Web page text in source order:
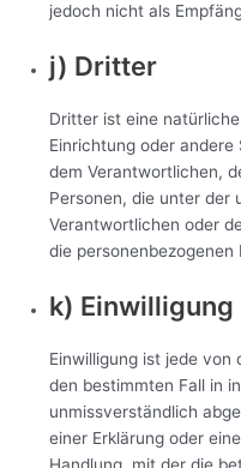
jedoch nicht als
j) Dritter
Dritter ist eine
Einrichtung oder
dem Verantwortlichen,
Personen, die unter der
Verantwortlichen oder
die
k) Einwilligung
Einwilligung ist jede
den bestimmten Fall in
unmissverständlich
einer Erklärung oder